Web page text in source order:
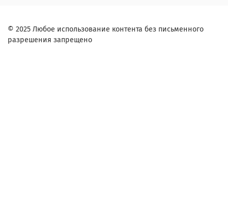
© 2025 Любое использование контента без письменного
разрешения запрещено